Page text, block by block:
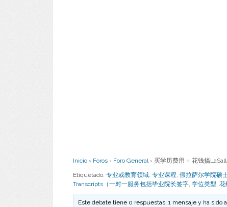
Inicio › Foros › Foro General › 买学历费用
花钱搞
Etiquetado: 专业或教育领域, 专业课程, 假拉萨尔学院硕
Transcripts（一对一服务包括毕业院长签字, 学位类型, 花
Este debate tiene 0 respuestas, 1 mensaje y ha sido